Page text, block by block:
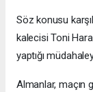
Söz konusu
kalecisi Toni
yaptığı
Almanlar, maçın